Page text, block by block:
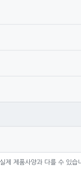
제 제품사양과 다를 수 있습